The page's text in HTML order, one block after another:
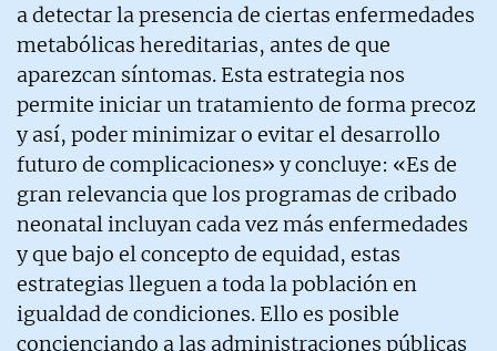
a detectar la presencia de ciertas enfermedades
metabólicas hereditarias, antes de que
aparezcan síntomas. Esta estrategia nos
permite iniciar un tratamiento de forma precoz
y así, poder minimizar o evitar el desarrollo
futuro de complicaciones» y concluye: «Es de
gran relevancia que los programas de cribado
neonatal incluyan cada vez más enfermedades
y que bajo el concepto de equidad, estas
estrategias lleguen a toda la población en
igualdad de condiciones. Ello es posible
concienciando a las administraciones públicas